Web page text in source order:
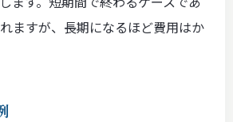
ますが、長期になるほど費用はか